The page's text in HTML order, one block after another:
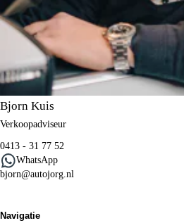
Bjorn Kuis
Verkoopadviseur
0413 - 31 77 52
WhatsApp
bjorn@autojorg.nl
Navigatie